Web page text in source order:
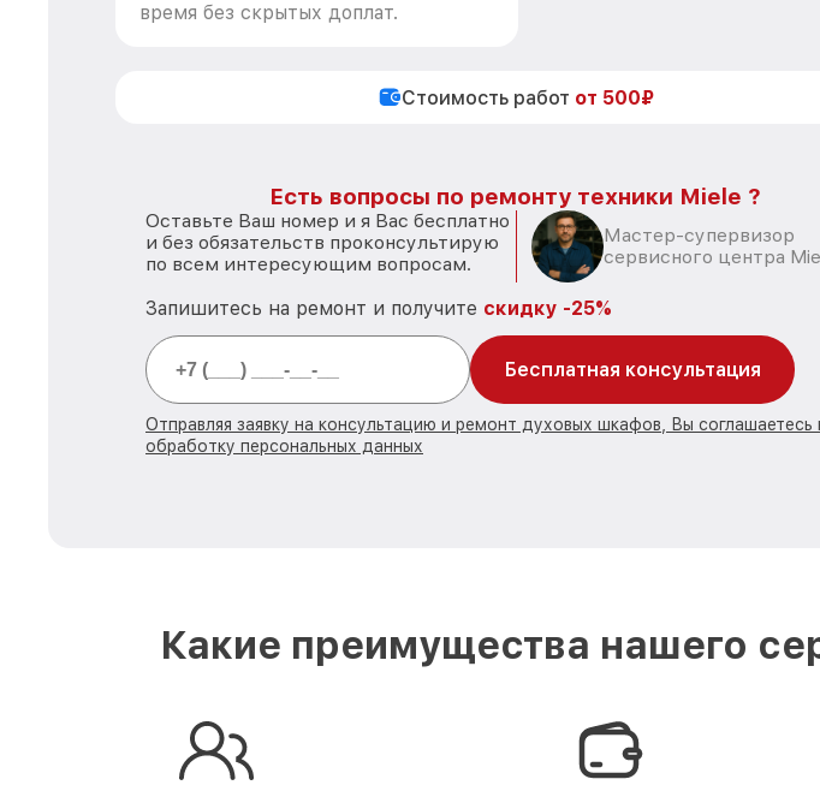
время без скрытых доплат.
Стоимость работ от 500₽
Есть вопросы по ремонту техники Miele ?
Оставьте Ваш номер и я Вас бесплатно
и без обязательств проконсультирую
по всем интересующим вопросам.
Мастер-супервизор
сервисного центра
Запишитесь на ремонт и получите скидку -25%
Бесплатная консультация
Отправляя заявку на консультацию и ремонт духовых шкафов, Вы соглашаетесь
обработку персональных данных
Какие преимущества нашего